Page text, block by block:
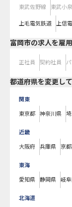
東武佐野線 東武小
上毛電気鉄道 上信
富岡市の求人を雇
正社員 契約社員
都道府県を変更し
関東
東京都 神奈川県
近畿
大阪府 兵庫県 京
東海
愛知県 静岡県 岐
北海道